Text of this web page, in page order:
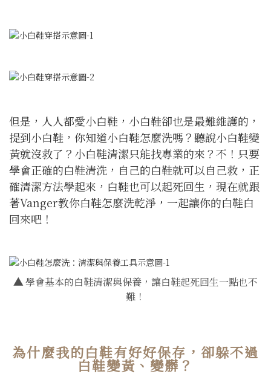
但是，人人都愛小白鞋，小白鞋卻也是最難維護的，
提到小白鞋，你知道小白鞋怎麼洗嗎？聽說小白鞋變
黃就沒救了？小白鞋清潔只能找專業的來？不！只要
學會正確的白鞋清洗，自己的白鞋就可以自己救，正
確清潔方法學起來，白鞋也可以起死回生，現在就跟
著Vanger教你白鞋怎麼洗乾淨 ， 一起讓你的白鞋白
回來吧！
▲學會基本的白鞋清潔與保養，讓白鞋起死回生一點也不
難！
為什麼我的白鞋有好好保存，卻躲不過
白鞋變黃、變髒？